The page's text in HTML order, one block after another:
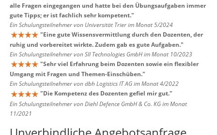
alle Fragen eingegangen und hatte bei den Übungsaufgaben immer
gute Tipps; er ist fachlich sehr kompetent."
Ein Schulungsteilnehmer von Universität Trier im Monat 5/2024
"Eine gute Wissensvermittlung durch den Dozenten, der
ruhig und vorbereitet wirkte. Zudem gab es gute Aufgaben."
Ein Schulungsteilnehmer von SII Technologies GmbH im Monat 10/2023
"Sehr viel Erfahrung beim Dozenten sowie ein flexibler
Umgang mit Fragen und Themen-Einschüben."
Ein Schulungsteilnehmer von dbh Logistics IT AG im Monat 4/2022
"Die Kompetenz des Dozenten gefiel mir gut."
Ein Schulungsteilnehmer von Diehl Defence GmbH & Co. KG im Monat
11/2021